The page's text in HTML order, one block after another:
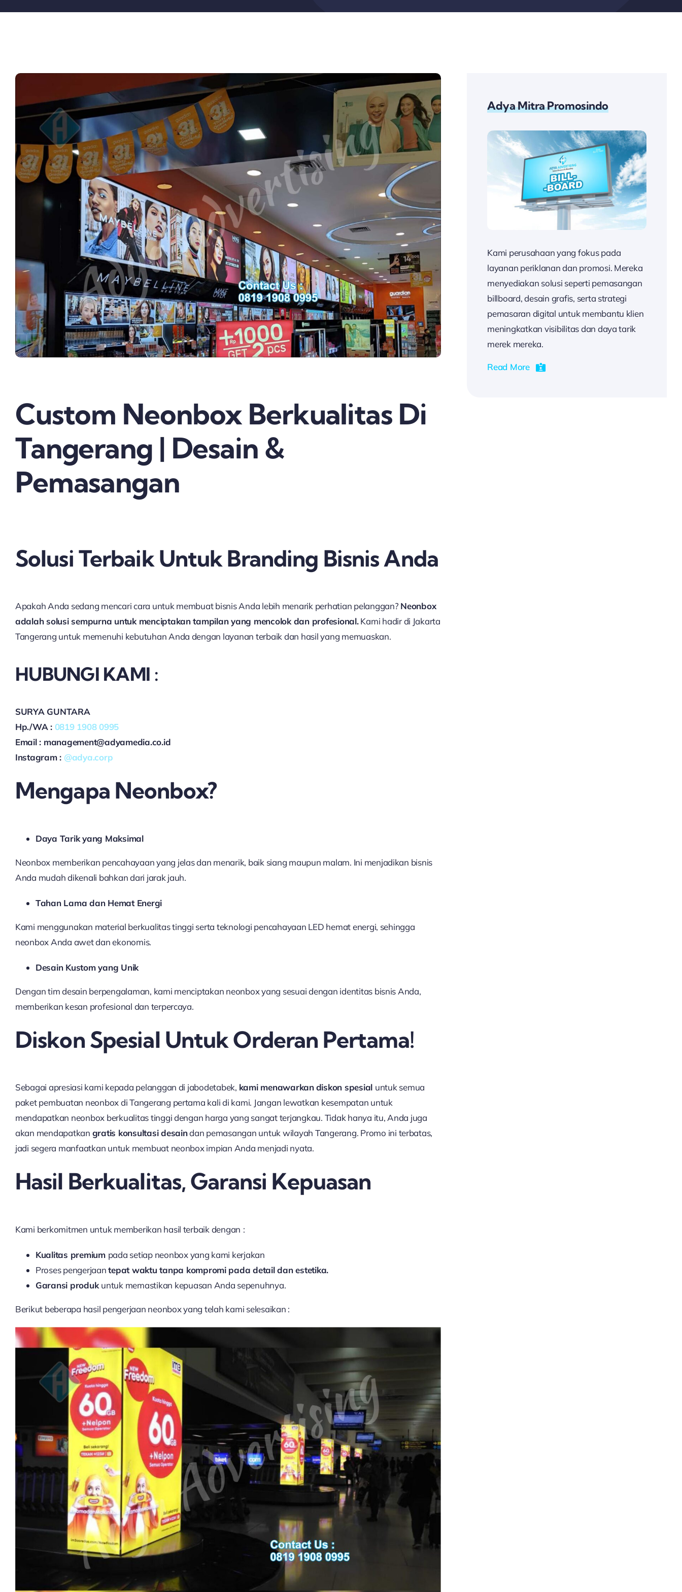
Custom Neonbox Berkualitas Di
Tangerang | Desain &
Pemasangan
Solusi Terbaik Untuk Branding Bisnis Anda
Apakah Anda sedang mencari cara untuk membuat bisnis Anda lebih menarik perhatian pelanggan? Neonbox
adalah solusi sempurna untuk menciptakan tampilan yang mencolok dan profesional.Kami hadir di Jakarta
Tangerang untuk memenuhi kebutuhan Anda dengan layanan terbaik dan hasil yang memuaskan.
HUBUNGI KAMI :
SURYA GUNTARA
Hp./WA : 0819 1908 0995
Email : management@adyamedia.co.id
Instagram : @adya.corp
Mengapa Neonbox?
Daya Tarik yang Maksimal
Neonbox memberikan pencahayaan yang jelas dan menarik, baik siang maupun malam. Ini menjadikan bisnis
Anda mudah dikenali bahkan dari jarak jauh.
Tahan Lama dan Hemat Energi
Kami menggunakan material berkualitas tinggi serta teknologi pencahayaan LED hemat energi, sehingga
neonbox Anda awet dan ekonomis.
Desain Kustom yang Unik
Dengan tim desain berpengalaman, kami menciptakan neonbox yang sesuai dengan identitas bisnis Anda,
memberikan kesan profesional dan terpercaya.
Diskon Spesial Untuk Orderan Pertama!
Sebagai apresiasi kami kepada pelanggan di jabodetabek, kami menawarkandiskon spesial untuk semua
paket pembuatan neonbox di Tangerang pertama kali di kami. Jangan lewatkan kesempatan untuk
mendapatkan neonbox berkualitas tinggi dengan harga yang sangat terjangkau. Tidak hanya itu, Anda juga
akan mendapatkan gratis konsultasi desaindan pemasangan untuk wilayah Tangerang. Promo ini terbatas,
jadi segera manfaatkan untuk membuat neonbox impian Anda menjadi nyata.
Hasil Berkualitas, Garansi Kepuasan
Kami berkomitmen untuk memberikan hasil terbaik dengan :
Kualitas premium pada setiap neonbox yang kami kerjakan
Proses pengerjaantepat waktu tanpa kompromi pada detail dan estetika.
Garansi produk untuk memastikan kepuasan Anda sepenuhnya.
Berikut beberapa hasil pengerjaan neonbox yang telah kami selesaikan :
Adya Mitra Promosindo
Kami perusahaan yang fokus pada
layanan periklanan dan promosi. Mereka
menyediakan solusi seperti pemasangan
billboard, desain grafis, serta strategi
pemasaran digital untuk membantu klien
meningkatkan visibilitas dan daya tarik
merek mereka.
Read More